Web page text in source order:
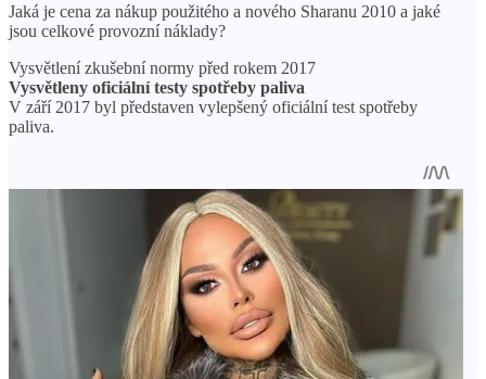
Jaká je cena za nákup použitého a nového Sharanu 2010 a jaké
jsou celkové provozní náklady?
Vysvětlení zkušební normy před rokem 2017
Vysvětleny oficiální testy spotřeby paliva
V září 2017 byl představen vylepšený oficiální test spotřeby
paliva.